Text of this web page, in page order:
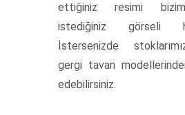
ettiğiniz resimi
istediğiniz görseli
İstersenizde
gergi tavan
edebilirsiniz.